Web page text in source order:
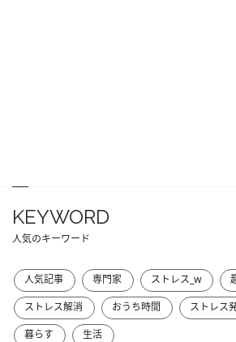
KEYWORD
人気のキーワード
人気記事 専門家 ストレス_w
ストレス解消
おうち時間 ストレス
暮らす
生活